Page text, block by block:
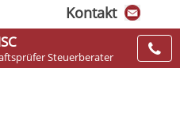
Kontakt
Steuerberater